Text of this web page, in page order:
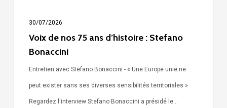
30/07/2026
Voix de nos 75 ans d’histoire : Stefano
Bonaccini
Entretien avec Stefano Bonaccini - « Une Europe unie ne
peut exister sans ses diverses sensibilités territoriales »
Regardez l'interview Stefano Bonaccini a présidé le…